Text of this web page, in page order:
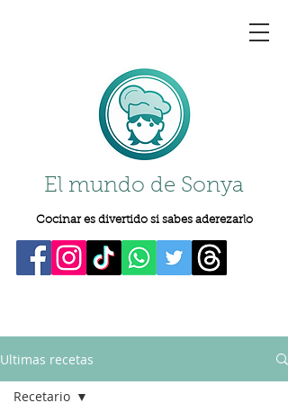
El mundo de Sonya
Cocinar es divertido si sabes aderezarlo
Ultimas recetas
Recetario